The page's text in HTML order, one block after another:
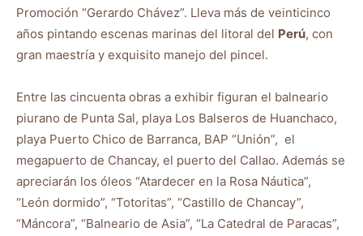
Promoción “Gerardo Chávez”. Lleva más de veinticinco
años pintando escenas marinas del litoral del Perú, con
gran maestría y exquisito manejo del pincel.
Entre las cincuenta obras a exhibir figuran el balneario
piurano de Punta Sal, playa Los Balseros de Huanchaco,
playa Puerto Chico de Barranca, BAP “Unión”, el
megapuerto de Chancay, el puerto del Callao. Además se
apreciarán los óleos “Atardecer en la Rosa Náutica”,
“León dormido”, “Totoritas”, “Castillo de Chancay”,
“Máncora”, “Balneario de Asia”, “La Catedral de Paracas”,